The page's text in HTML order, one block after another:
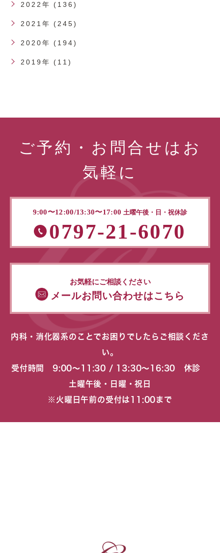
2022年 (136)
2021年 (245)
2020年 (194)
2019年 (11)
ご予約・お問合せはお
気軽に
9:00〜12:00/13:30〜17:00 土曜午後・日・祝休診
0797-21-6070
お気軽にご相談ください
メールお問い合わせはこちら
内科・消化器系のことでお困りでしたらご相談くださ
い。
受付時間 9:00〜11:30 / 13:30〜16:30 休診
土曜午後・日曜・祝日
※火曜日午前の受付は11:00まで